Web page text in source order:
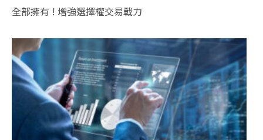
全部擁有 ! 增強選擇權交易戰力